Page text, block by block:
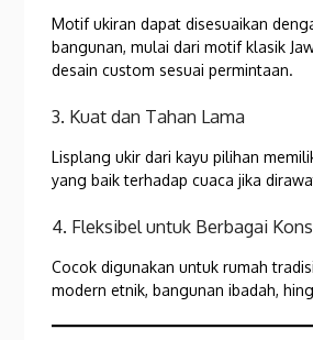
Motif ukiran dapat disesuaikan
bangunan, mulai dari motif klasik
desain custom sesuai permintaan.
3. Kuat dan Tahan Lama
Lisplang ukir dari kayu pilihan
yang baik terhadap cuaca jika
4. Fleksibel untuk Berbagai
Cocok digunakan untuk rumah
modern etnik, bangunan ibadah,